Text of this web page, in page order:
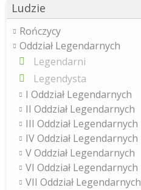
Ludzie
Rończycy
Oddział Legendarnych
Legendarni
Legendysta
I Oddział Legendarnych
II Oddział Legendarnych
III Oddział Legendarnych
IV Oddział Legendarnych
V Oddział Legendarnych
VI Oddział Legendarnych
VII Oddział Legendarnych